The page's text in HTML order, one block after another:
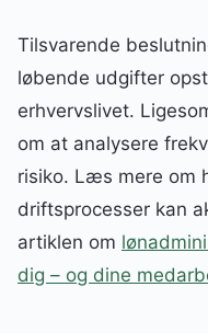
Tilsvarende
løbende udgifter
erhvervslivet.
om at analysere
risiko. Læs mere om
driftsprocesser kan
artiklen om
dig – og dine